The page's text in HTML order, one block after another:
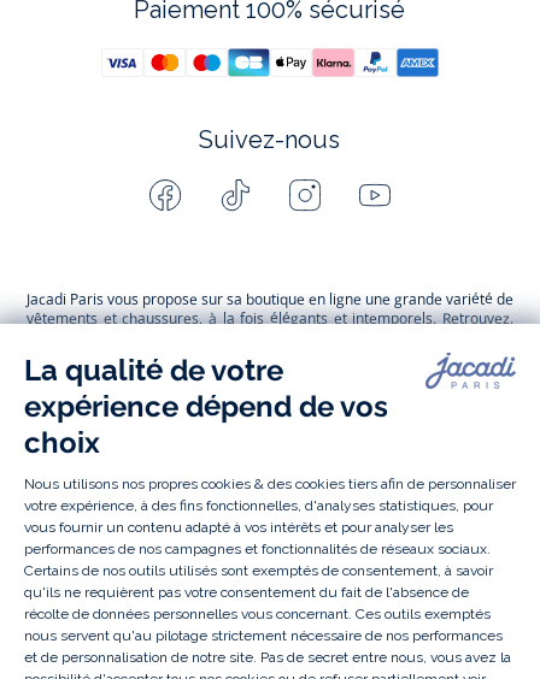
Paiement 100% sécurisé
Suivez-nous
Facebook Tiktok InstagramYoutube
Jacadi Paris vous propose sur sa boutique en ligne une grande variété de
vêtements etchaussures, à la fois élégants et intemporels. Retrouvez,
nouveaux-nés, de t-shirt, pull et short pour les
et de pantalons,
chaussettes et accessoires pour les
de 1 mois à 12 ans.
Découvrez nos collections mode et tendance pour filles et garçons.
Grâce àJacadi Seconde Vie, donnez une seconde vie à vos articles pour
enfants. Profitez aussi de nos collections spéciales fête de fin d’année et
trouvez des idées
Bénéficiez également de prix réduits avec nos collections spéciales de
vêtements enfants en soldeset de notrecollection Outlettoute l’année.
Guettez lespromotions Prix Doux, une opération spéciale Jacadi avec
des vêtements enfant à prix tout ronds. Adhérez au programme de
Fidélité Jacadi afin de profiter desventes privées. Retrouvez la collection
Les Essentielset ses vêtements emblématiques aux couleurs de la
marque, la collectionReflexaux vêtements originaux et ludiques avec
des détails réfléchissants, la collection
Sport Chic
aussi innovante
qu'élégante, ainsi queles Petits tricotspour compléter le vestiaire de
bébé. Pour passer l’automne et l’hiver au chaud, Jacadi vous propose une